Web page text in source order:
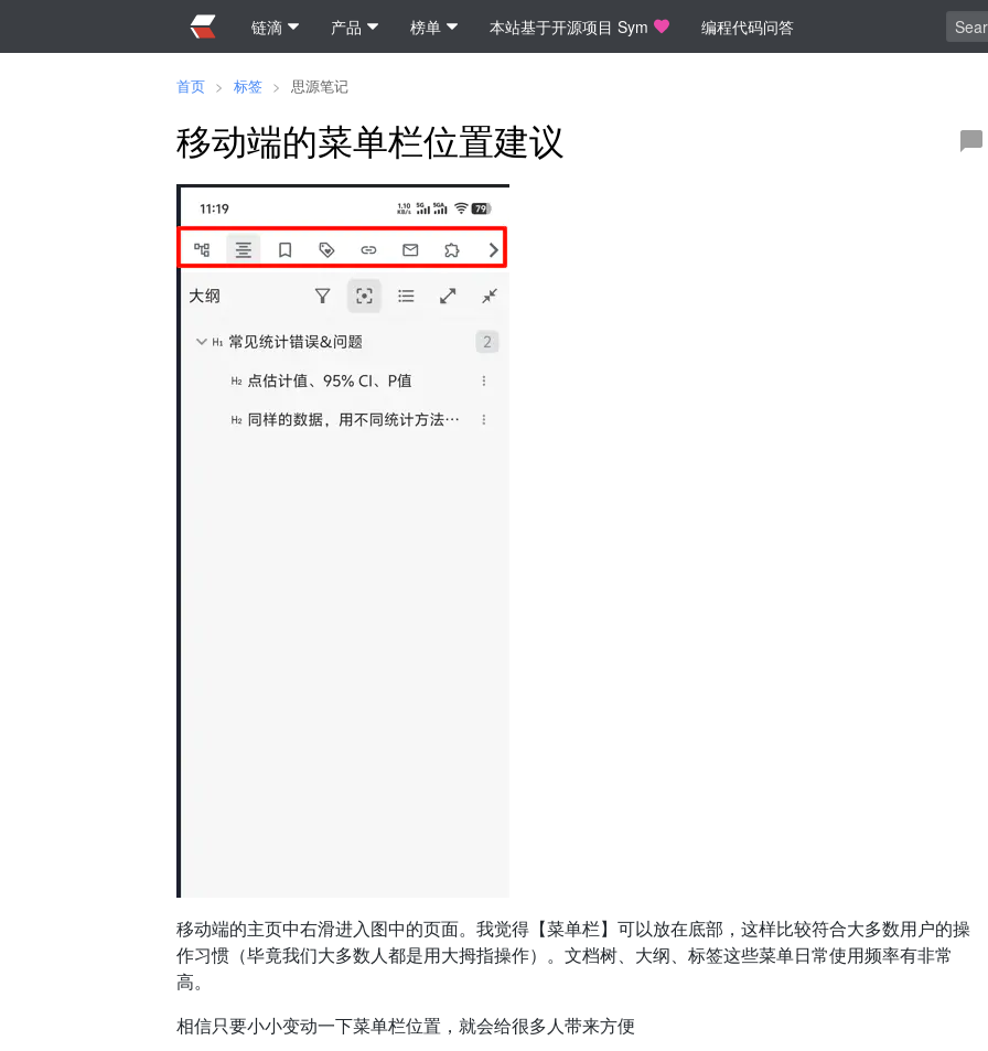
链滴 产品 榜单 本站基于开源项目 Sym 编程代码问答
首页 > 标签 > 思源笔记
移动端的菜单栏位置建议
移动端的主页中右滑进入图中的页面。我觉得【菜单栏】可以放在底部，这样比较符合大多数用户的操
作习惯（毕竟我们大多数人都是用大拇指操作）。文档树、大纲、标签这些菜单日常使用频率有非常
高。
相信只要小小变动一下菜单栏位置，就会给很多人带来方便